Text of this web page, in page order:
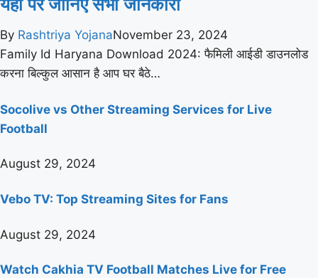
यहाँ पर जानिए सभी जानकारी
By Rashtriya YojanaNovember 23, 2024
Family Id Haryana Download 2024: फैमिली आईडी डाउनलोड
करना बिल्कुल आसान है आप घर बैठे…
Socolive vs Other Streaming Services for Live
Football
August 29, 2024
Vebo TV: Top Streaming Sites for Fans
August 29, 2024
Watch Cakhia TV Football Matches Live for Free